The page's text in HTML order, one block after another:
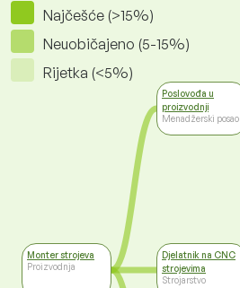
Najčešće (>15%)
Neuobičajeno (5-15%)
Rijetka (<5%)
Monter strojeva
Proizvodnja
Poslovođa u
proizvodnji
Menadžerski posao
Djelatnik na CNC
strojevima
Strojarstvo